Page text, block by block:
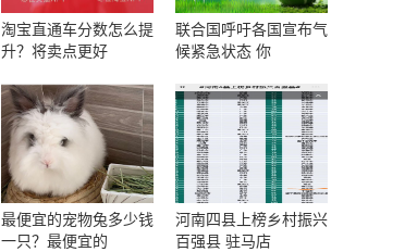
淘宝直通车分数怎么提
升？将卖点更好
联合国呼吁各国宣布气
候紧急状态 你
最便宜的宠物兔多少钱
一只？最便宜的
河南四县上榜乡村振兴
百强县 驻马店